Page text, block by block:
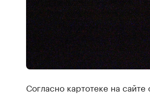
Согласно картотеке на